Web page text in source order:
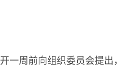
开一周前向组织委员会提出